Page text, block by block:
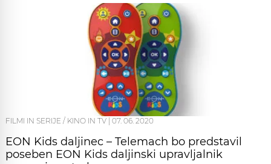
FILMI IN SERIJE / KINO IN TV 07. 06. 2020
EON Kids daljinec – Telemach bo predstavil
poseben EON Kids daljinski upravljalnik